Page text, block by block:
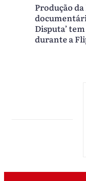
Produção da
Disputa’
durante a